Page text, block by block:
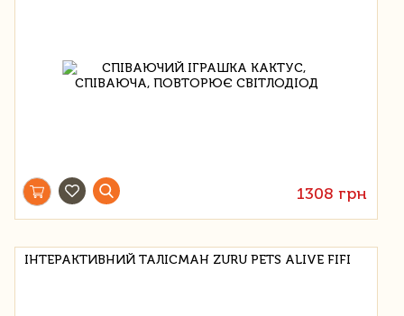
1308 грн
ІНТЕРАКТИВНИЙ ТАЛІСМАН ZURU PETS ALIVE FIFI